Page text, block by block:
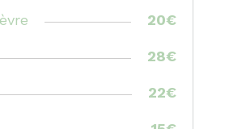
20€
28€
22€